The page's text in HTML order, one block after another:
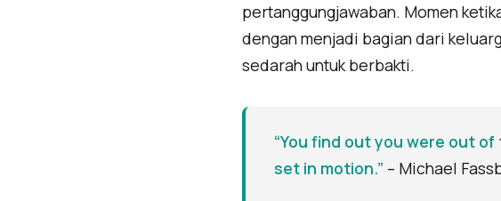
pertanggungjawaban. Momen
dengan menjadi bagian dari
sedarah untuk berbakti.
“You find out you were out
set in motion.” – Michael